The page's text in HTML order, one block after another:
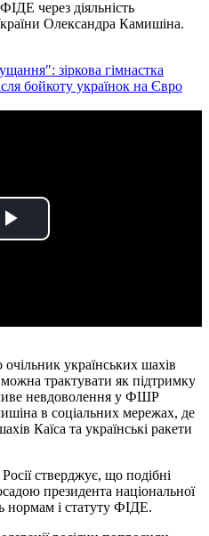
через діяльність
Олександра Камишіна.
зіркова гімнастка
бойкоту українок на Євро
Play
українських шахів
трактувати як підтримку
невдоволення у ФШР
в соціальних мережах, де
Каїса та українські ракети
стверджує, що подібні
президента національної
нормам і статуту ФІДЕ.